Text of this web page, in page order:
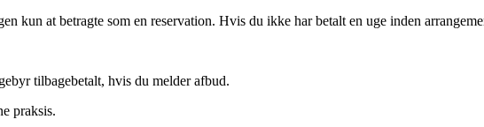
kun at betragte som en reservation. Hvis du ikke har betalt en uge inden
tilbagebetalt, hvis du melder afbud.
praksis.